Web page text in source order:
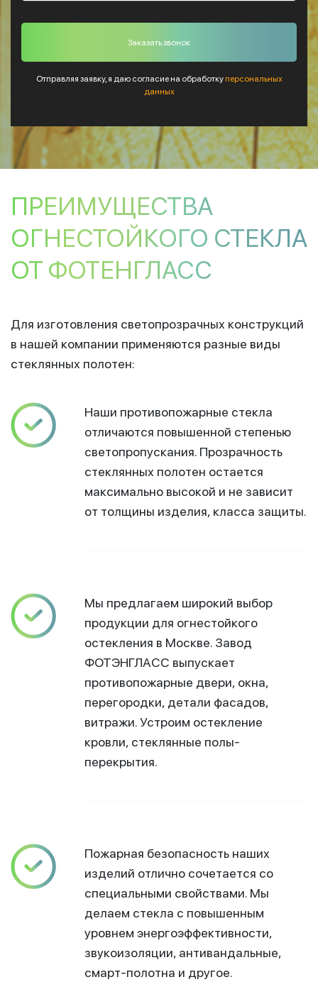
Отправляя заявку, я даю согласие на обработкуперсональных
данных
ПРЕИМУЩЕСТВА
ОГНЕСТОЙКОГО СТЕКЛА
ОТ ФОТЕНГЛАСС
Для изготовления светопрозрачных конструкций
в нашей компании применяются разные виды
стеклянных полотен:
Наши противопожарные стекла
отличаются повышенной степенью
светопропускания. Прозрачность
стеклянных полотен остается
максимально высокой и не зависит
от толщины изделия, класса защиты.
Мы предлагаем широкий выбор
продукции для огнестойкого
остекления в Москве. Завод
ФОТЭНГЛАСС выпускает
противопожарные двери, окна,
перегородки, детали фасадов,
витражи. Устроим остекление
кровли, стеклянные полы-
перекрытия.
Пожарная безопасность наших
изделий отлично сочетается со
специальными свойствами. Мы
делаем стекла с повышенным
уровнем энергоэффективности,
звукоизоляции, антивандальные,
смарт-полотна и другое.